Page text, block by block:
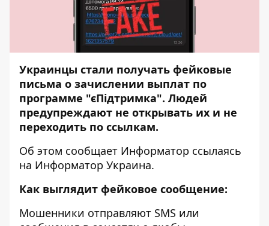
Украинцы стали получать фейковые
письма о зачислении выплат по
программе "єПідтримка". Людей
предупреждают не открывать их и не
переходить по ссылкам.
Об этом сообщает Информатор ссылаясь
на Информатор Украина.
Как выглядит фейковое сообщение:
Мошенники отправляют SMS или